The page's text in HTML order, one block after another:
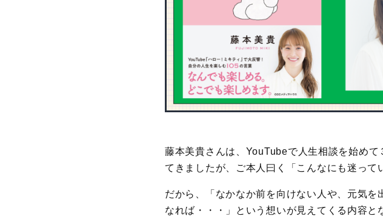
藤本美貴さんは、YouTubeで人生相談を始め
てきましたが、ご本人曰く「こんなにも迷って
だから、「なかなか前を向けない人や、元気
なれば・・・」という想いが見えてくる内容と